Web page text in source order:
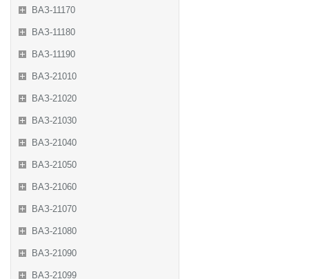
ВАЗ-11170
ВАЗ-11180
ВАЗ-11190
ВАЗ-21010
ВАЗ-21020
ВАЗ-21030
ВАЗ-21040
ВАЗ-21050
ВАЗ-21060
ВАЗ-21070
ВАЗ-21080
ВАЗ-21090
ВАЗ-21099